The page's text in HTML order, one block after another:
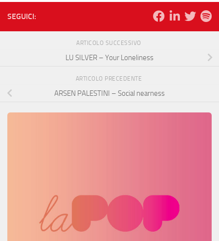
SEGUICI:
ARTICOLO SUCCESSIVO
LU SILVER – Your Loneliness
ARTICOLO PRECEDENTE
ARSEN PALESTINI – Social nearness